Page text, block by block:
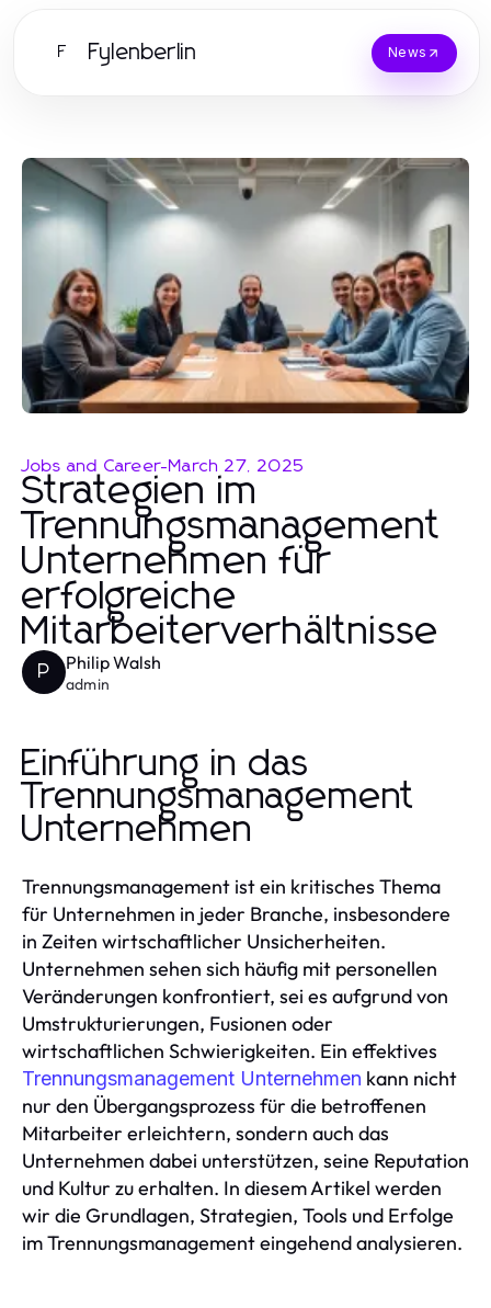
F Fylenberlin News
Jobs and Career-March 27, 2025
Strategien im
Trennungsmanagement
Unternehmen für
erfolgreiche
Mitarbeiterverhältnisse
P Philip Walsh
admin
Einführung in das
Trennungsmanagement
Unternehmen
Trennungsmanagement ist ein kritisches Thema
für Unternehmen in jeder Branche, insbesondere
in Zeiten wirtschaftlicher Unsicherheiten.
Unternehmen sehen sich häufig mit personellen
Veränderungen konfrontiert, sei es aufgrund von
Umstrukturierungen, Fusionen oder
wirtschaftlichen Schwierigkeiten. Ein effektives
Trennungsmanagement Unternehmen kann nicht
nur den Übergangsprozess für die betroffenen
Mitarbeiter erleichtern, sondern auch das
Unternehmen dabei unterstützen, seine Reputation
und Kultur zu erhalten. In diesem Artikel werden
wir die Grundlagen, Strategien, Tools und Erfolge
im Trennungsmanagement eingehend analysieren.